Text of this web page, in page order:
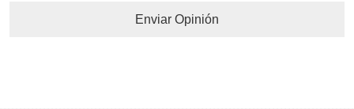
Enviar Opinión